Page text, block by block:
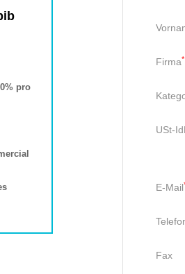
Firma*
USt-
E-Mail
Fax
pro